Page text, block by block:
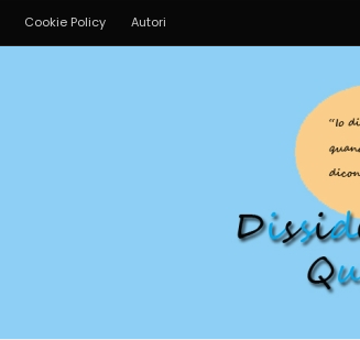
Cookie Policy Autori